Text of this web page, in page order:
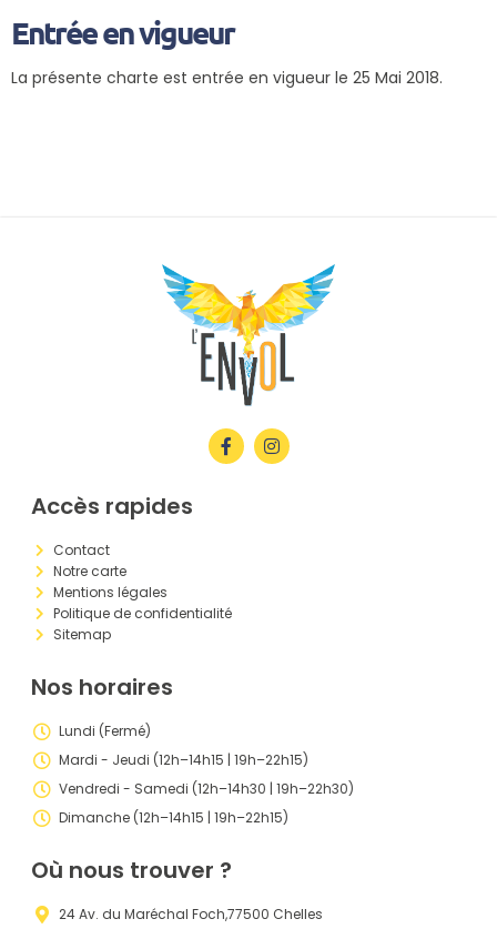
Entrée en vigueur
La présente charte est entrée en vigueur le 25 Mai 2018.
Accès rapides
Contact
Notre carte
Mentions légales
Politique de confidentialité
Sitemap
Nos horaires
Lundi (Fermé)
Mardi - Jeudi (12h–14h15 | 19h–22h15)
Vendredi - Samedi (12h–14h30 | 19h–22h30)
Dimanche (12h–14h15 | 19h–22h15)
Où nous trouver ?
24 Av. du Maréchal Foch,77500 Chelles